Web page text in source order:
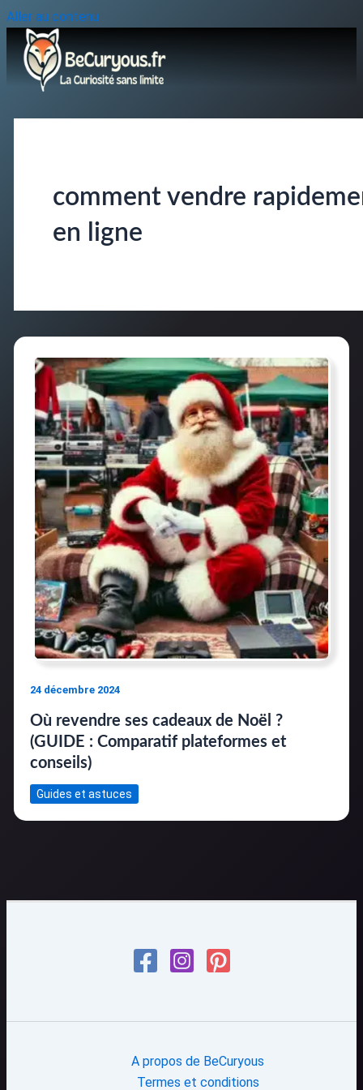
Aller au contenu
comment vendre
en ligne
24 décembre 2024
Où revendre ses cadeaux de Noël ?
(GUIDE : Comparatif plateformes et
conseils)
Guides et astuces
A propos de BeCuryous
Termes et conditions